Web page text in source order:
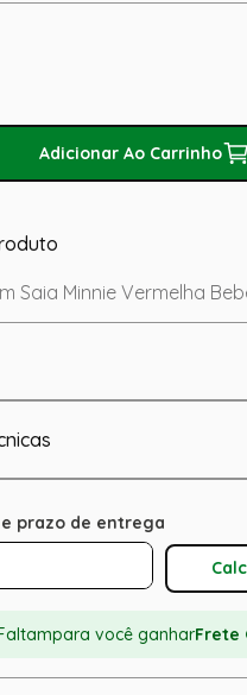
Adicionar Ao Carrinho
Saia Minnie Vermelha
para você ganharFrete